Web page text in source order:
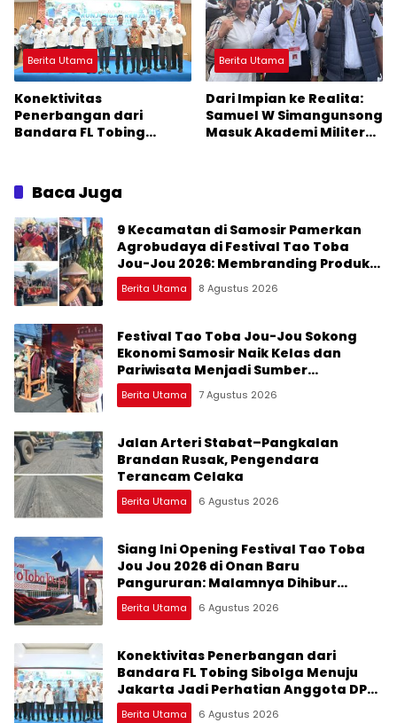
Berita Utama
Konektivitas
Penerbangan dari
Bandara FL Tobing
DPR RI Muhammad Lokot
Nasution
Berita Utama
Dari Impian ke Realita:
Samuel W Simangunsong
Masuk Akademi Militer
Baca Juga
9 Kecamatan di Samosir Pamerkan
Agrobudaya di Festival Tao Toba
Jou-Jou 2026: Membranding Produk
Lokal agar Terkenal
Berita Utama 8 Agustus 2026
Festival Tao Toba Jou-Jou Sokong
Ekonomi Samosir Naik Kelas dan
Pariwisata Menjadi Sumber
Pertumbuhan Ekonomi Baru
Berita Utama 7 Agustus 2026
Jalan Arteri Stabat–Pangkalan
Brandan Rusak, Pengendara
Terancam Celaka
Berita Utama 6 Agustus 2026
Siang Ini Opening Festival Tao Toba
Jou Jou 2026 di Onan Baru
Pangururan: Malamnya Dihibur
Marsada Band
Berita Utama 6 Agustus 2026
Konektivitas Penerbangan dari
Bandara FL Tobing Sibolga Menuju
Jakarta Jadi Perhatian Anggota DPR
RI Muhammad Lokot Nasution
Berita Utama 6 Agustus 2026